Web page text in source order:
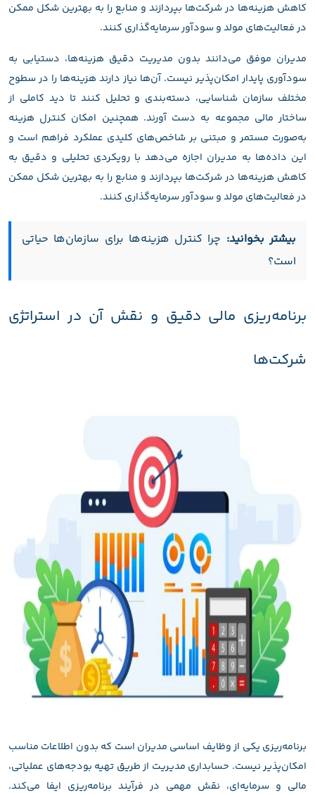
کاهش هزینه‌ها در شرکت‌ها بپردازند و منابع را به بهترین شکل ممکن
در فعالیت‌های مولد و سودآور سرمایه‌گذاری کنند.
مدیران موفق می‌دانند بدون مدیریت دقیق هزینه‌ها، دستیابی به
سودآوری پایدار امکان‌پذیر نیست. آن‌ها نیاز دارند هزینه‌ها را در سطوح
مختلف سازمان شناسایی، دسته‌بندی و تحلیل کنند تا دید کاملی از
ساختار مالی مجموعه به دست آورند. همچنین امکان کنترل هزینه
به‌صورت مستمر و مبتنی بر شاخص‌های کلیدی عملکرد فراهم است و
این داده‌ها به مدیران اجازه می‌دهد با رویکردی تحلیلی و دقیق به
کاهش هزینه‌ها در شرکت‌ها بپردازند و منابع را به بهترین شکل ممکن
در فعالیت‌های مولد و سودآور سرمایه‌گذاری کنند.
بیشتر بخوانید: چرا کنترل هزینه‌ها برای سازمان‌ها حیاتی
است؟
برنامه‌ریزی مالی دقیق و نقش آن در استراتژی
شرکت‌ها
برنامه‌ریزی یکی از وظایف اساسی مدیران است که بدون اطلاعات مناسب
امکان‌پذیر نیست. حسابداری مدیریت از طریق تهیه بودجه‌های عملیاتی،
مالی و سرمایه‌ای، نقش مهمی در فرآیند برنامه‌ریزی ایفا می‌کند.